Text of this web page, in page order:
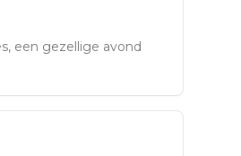
een gezellige avond